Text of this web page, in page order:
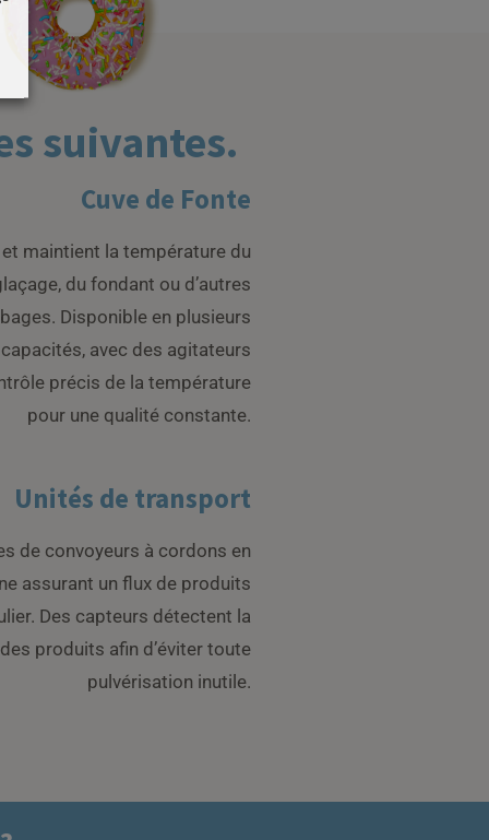
suivantes.
Cuve de Fonte
maintient la température du
du fondant ou d’autres
Disponible en plusieurs
avec des agitateurs
précis de la température
pour une qualité constante.
Unités de transport
de convoyeurs à cordons en
assurant un flux de produits
Des capteurs détectent la
produits afin d’éviter toute
pulvérisation inutile.